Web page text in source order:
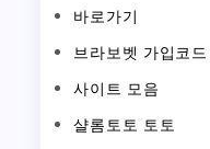
바로가기
브라보벳 가입코드
사이트 모음
샬롬토토 토토